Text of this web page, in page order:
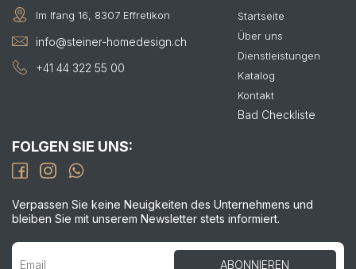
Im Ifang 16, 8307 Effretikon
info@steiner-homedesign.ch
+41 44 322 55 00
Startseite
Über uns
Dienstleistungen
Katalog
Kontakt
Bad Checkliste
FOLGEN SIE UNS:
Verpassen Sie keine Neuigkeiten des Unternehmens und
bleiben Sie mit unserem Newsletter stets informiert.